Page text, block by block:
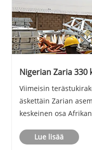
Nigerian Zaria 330
Viimeisin
äskettäin Zarian
keskeinen osa
Lue lisää